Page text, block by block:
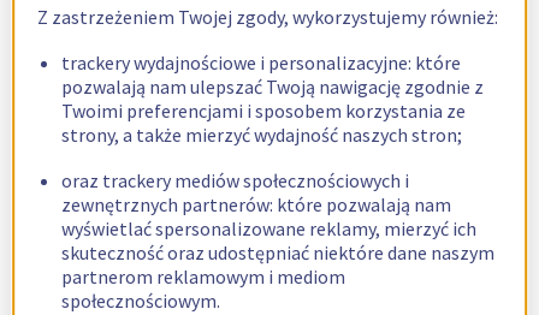
Z zastrzeżeniem Twojej zgody, wykorzystujemy również:
trackery wydajnościowe i personalizacyjne: które
pozwalają nam ulepszać Twoją nawigację zgodnie z
Twoimi preferencjami i sposobem korzystania ze
strony, a także mierzyć wydajność naszych stron;
oraz trackery mediów społecznościowych i
zewnętrznych partnerów: które pozwalają nam
wyświetlać spersonalizowane reklamy, mierzyć ich
skuteczność oraz udostępniać niektóre dane naszym
partnerom reklamowym i mediom
społecznościowym.